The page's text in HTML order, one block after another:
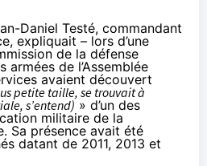
Daniel Testé, commandant
expliquait – lors d’une
de la défense
de l’Assemblée
avaient découvert
petite taille, se trouvait à
s’entend) » d’un des
militaire de la
. Sa présence avait été
datant de 2011, 2013 et